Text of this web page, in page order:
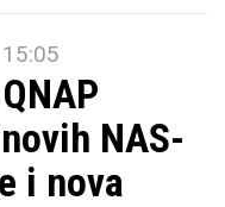
NAS-
i nova